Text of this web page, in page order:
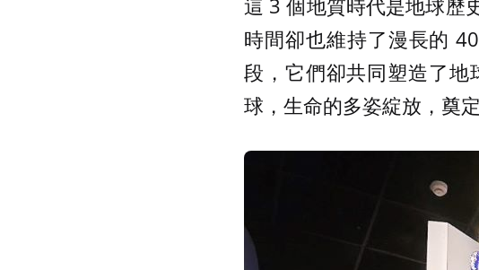
這 3 個地質時代是地球歷
時間卻也維持了漫長的
段，它們卻共同塑造了
球，生命的多姿綻放，奠